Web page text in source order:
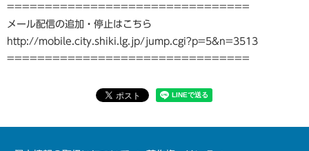
================================
メール配信の追加・停止はこちら
http://mobile.city.shiki.lg.jp/jump.cgi?p=5&n=3513
================================